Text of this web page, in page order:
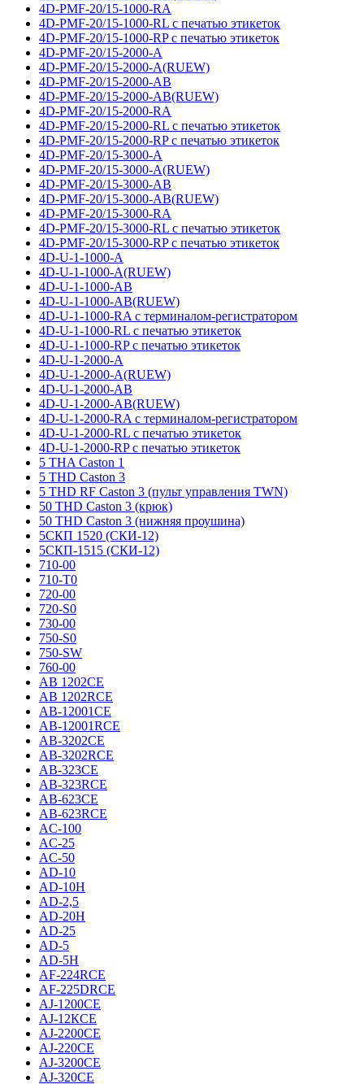
4D-PMF-20/15-1000-RA
4D-PMF-20/15-1000-RL с печатью этикеток
4D-PMF-20/15-1000-RP с печатью этикеток
4D-PMF-20/15-2000-A
4D-PMF-20/15-2000-A(RUEW)
4D-PMF-20/15-2000-AB
4D-PMF-20/15-2000-AB(RUEW)
4D-PMF-20/15-2000-RA
4D-PMF-20/15-2000-RL с печатью этикеток
4D-PMF-20/15-2000-RP с печатью этикеток
4D-PMF-20/15-3000-A
4D-PMF-20/15-3000-A(RUEW)
4D-PMF-20/15-3000-AB
4D-PMF-20/15-3000-AB(RUEW)
4D-PMF-20/15-3000-RA
4D-PMF-20/15-3000-RL с печатью этикеток
4D-PMF-20/15-3000-RP с печатью этикеток
4D-U-1-1000-A
4D-U-1-1000-A(RUEW)
4D-U-1-1000-AB
4D-U-1-1000-AB(RUEW)
4D-U-1-1000-RA с терминалом-регистратором
4D-U-1-1000-RL с печатью этикеток
4D-U-1-1000-RP с печатью этикеток
4D-U-1-2000-A
4D-U-1-2000-A(RUEW)
4D-U-1-2000-AB
4D-U-1-2000-AB(RUEW)
4D-U-1-2000-RA с терминалом-регистратором
4D-U-1-2000-RL с печатью этикеток
4D-U-1-2000-RP с печатью этикеток
5 THA Caston 1
5 THD Caston 3
5 THD RF Caston 3 (пульт управления TWN)
50 THD Caston 3 (крюк)
50 THD Caston 3 (нижняя проушина)
5СКП 1520 (СКИ-12)
5СКП-1515 (СКИ-12)
710-00
710-T0
720-00
720-S0
730-00
750-S0
750-SW
760-00
AB 1202CE
AB 1202RCE
AB-12001CE
AB-12001RCE
AB-3202CE
AB-3202RCE
AB-323CE
AB-323RCE
AB-623CE
AB-623RCE
AC-100
AC-25
AC-50
AD-10
AD-10H
AD-2,5
AD-20H
AD-25
AD-5
AD-5H
AF-224RCE
AF-225DRCE
AJ-1200CE
AJ-12КCE
AJ-2200CE
AJ-220CE
AJ-3200CE
AJ-320CE